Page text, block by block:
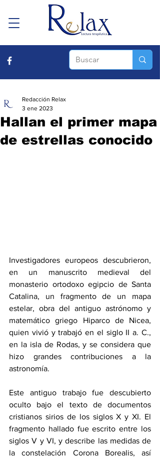
Hallan el primer mapa
de estrellas conocido
Redacción Relax
3 ene 2023
Investigadores europeos descubrieron,
en un manuscrito medieval del
monasterio ortodoxo egipcio de Santa
Catalina, un fragmento de un mapa
estelar, obra del antiguo astrónomo y
matemático griego Hiparco de Nicea,
quien vivió y trabajó en el siglo II a. C.,
en la isla de Rodas, y se considera que
hizo grandes contribuciones a la
astronomía.
Este antiguo trabajo fue descubierto
oculto bajo el texto de documentos
cristianos sirios de los siglos X y XI. El
fragmento hallado fue escrito entre los
siglos V y VI, y describe las medidas de
la constelación Corona Borealis, así